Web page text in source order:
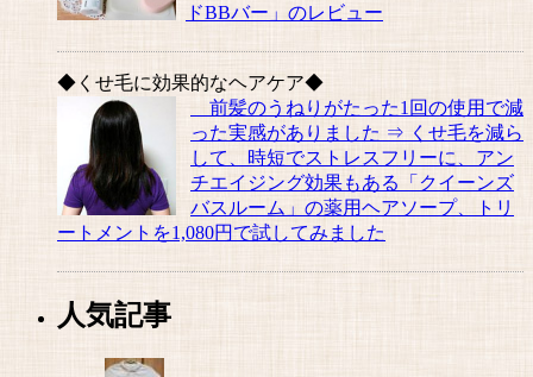
ドBBバー」のレビュー
◆くせ毛に効果的なヘアケア◆
前髪のうねりがたった1回の使用で減
った実感がありました ⇒ くせ毛を減ら
して、時短でストレスフリーに、アン
チエイジング効果もある「クイーンズ
バスルーム」の薬用ヘアソープ、トリ
ートメントを1,080円で試してみました
人気記事